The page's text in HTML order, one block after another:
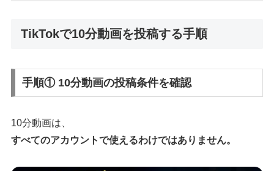
TikTokで10分動画を投稿する手順
手順① 10分動画の投稿条件を確認
10分動画は、
すべてのアカウントで使えるわけではありません。